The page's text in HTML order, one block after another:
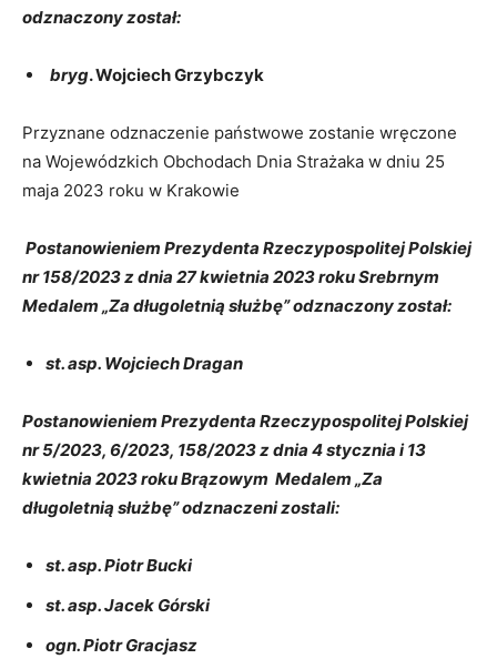
odznaczony został:
bryg. Wojciech Grzybczyk
Przyznane odznaczenie państwowe zostanie wręczone
na Wojewódzkich Obchodach Dnia Strażaka w dniu 25
maja 2023 roku w Krakowie
Postanowieniem Prezydenta Rzeczypospolitej Polskiej
nr 158/2023 z dnia 27 kwietnia 2023 roku Srebrnym
Medalem „Za długoletnią służbę” odznaczony został:
st. asp. Wojciech Dragan
Postanowieniem Prezydenta Rzeczypospolitej Polskiej
nr 5/2023, 6/2023, 158/2023 z dnia 4 stycznia i 13
kwietnia 2023 roku Brązowym Medalem „Za
długoletnią służbę” odznaczeni zostali:
st. asp. Piotr Bucki
st. asp. Jacek Górski
ogn. Piotr Gracjasz